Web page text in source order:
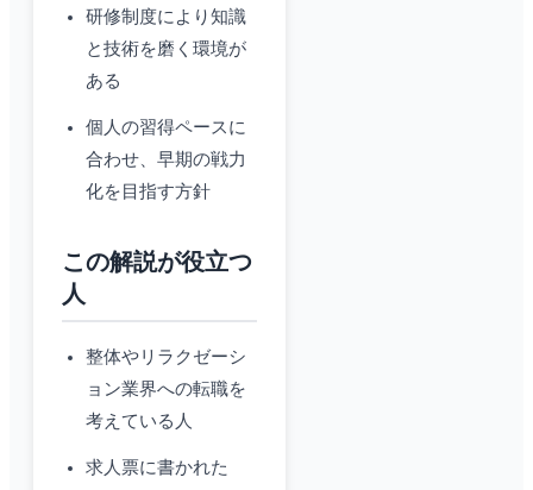
研修制度により知識
と技術を磨く環境が
ある
個人の習得ペースに
合わせ、早期の戦力
化を目指す方針
この解説が役立つ
人
整体やリラクゼーシ
ョン業界への転職を
考えている人
求人票に書かれた